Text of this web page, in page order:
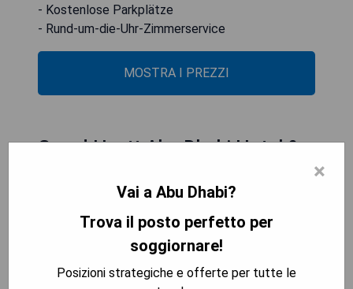
- Kostenlose Parkplätze
- Rund-um-die-Uhr-Zimmerservice
MOSTRA I PREZZI
Grand Hyatt Abu Dhabi Hotel &
×
Vai a Abu Dhabi?
Trova il posto perfetto per
soggiornare!
Posizioni strategiche e offerte per tutte le